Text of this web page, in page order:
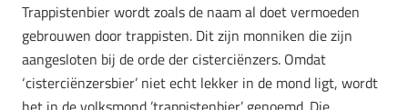
Trappistenbier wordt zoals de naam al doet vermoeden
gebrouwen door trappisten. Dit zijn monniken die zijn
aangesloten bij de orde der cisterciënzers. Omdat
‘cisterciënzersbier’ niet echt lekker in de mond ligt, wordt